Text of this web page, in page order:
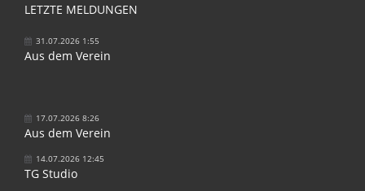
LETZTE MELDUNGEN
31.07.2026 1:55
Aus dem Verein
17.07.2026 8:26
Aus dem Verein
14.07.2026 12:45
TG Studio